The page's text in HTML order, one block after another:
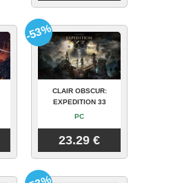
CLAIR OBSCUR:
EXPEDITION 33
PC
23.29 €
-53%